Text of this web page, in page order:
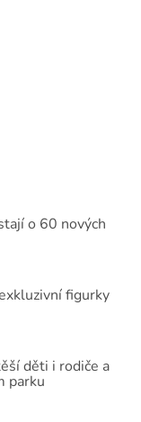
o 60 nových
figurky
děti i rodiče a
parku